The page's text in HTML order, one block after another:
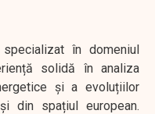
în domeniul
solidă în analiza
și a evoluțiilor
din spațiul european.